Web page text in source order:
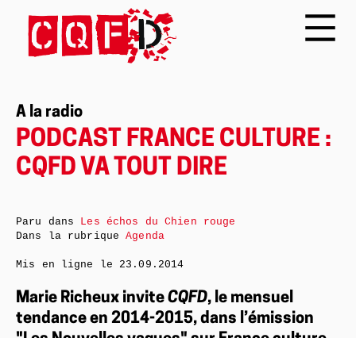
A la radio
PODCAST FRANCE CULTURE :
CQFD VA TOUT DIRE
Marie Richeux invite CQFD, le mensuel
tendance en 2014-2015, dans l’émission
Paru dans Les échos du Chien rouge
Dans la rubriqueAgenda
Mis en ligne le 23.09.2014